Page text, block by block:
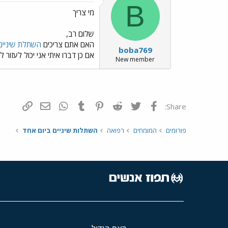
B
boba769
New member
מי צריך
שלום רב,
האם אתם צריכים השתלת
אם כן דברו איתי אני יכול לעזור
Share: פייסבוק Twitter
Reddit
Pinterest
Tumblr
WhatsAppדואר אלקטרוני
פורומים המומחים רפואה השתלות שיניים ביום אחד